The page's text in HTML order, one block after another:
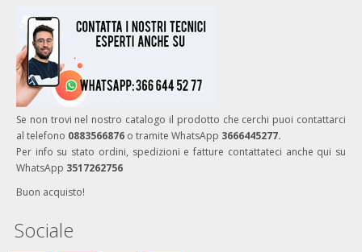
Se non trovi nel nostro catalogo il prodotto che cerchi puoi contattarci
al telefono 0883566876 o tramite WhatsApp 3666445277.
Per info su stato ordini, spedizioni e fatture contattateci anche qui su
WhatsApp 3517262756
Buon acquisto!
Sociale